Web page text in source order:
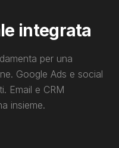
integrata
per una
Google Ads e social
Email e CRM
insieme.